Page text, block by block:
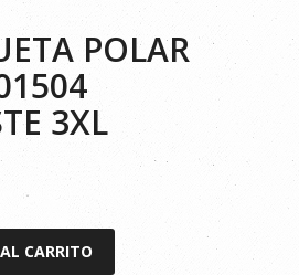
POLAR
3XL
CARRITO